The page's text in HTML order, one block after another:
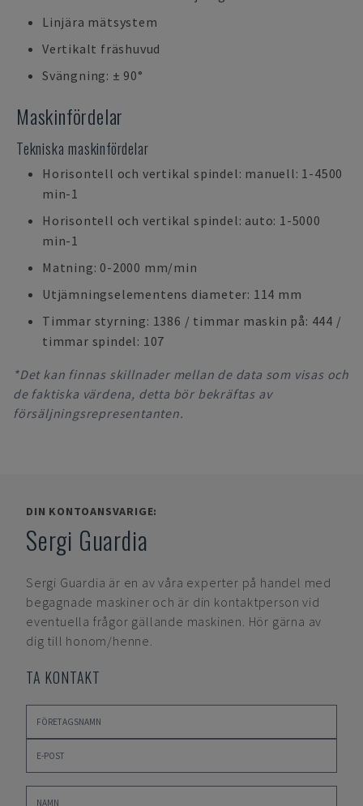
Linjära mätsystem
Vertikalt fräshuvud
Svängning: ± 90°
Maskinfördelar
Tekniska maskinfördelar
Horisontell och vertikal spindel: manuell: 1-4500
min-1
Horisontell och vertikal spindel: auto: 1-5000
min-1
Matning: 0-2000 mm/min
Utjämningselementens diameter: 114 mm
Timmar styrning: 1386 / timmar maskin på: 444 /
timmar spindel: 107
*Det kan finnas skillnader mellan de data som visas och
de faktiska värdena, detta bör bekräftas av
försäljningsrepresentanten.
DIN KONTOANSVARIGE:
Sergi Guardia
Sergi Guardia är en av våra experter på handel med
begagnade maskiner och är din kontaktperson vid
eventuella frågor gällande maskinen. Hör gärna av
dig till honom/henne.
TA KONTAKT